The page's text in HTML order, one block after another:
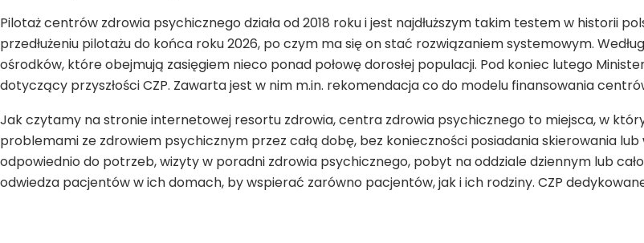
Pilotaż centrów zdrowia psychicznego działa od 2018 roku i jest najdłuższym takim testem w historii
przedłużeniu pilotażu do końca roku 2026, po czym ma się on stać rozwiązaniem systemowym.
ośrodków, które obejmują zasięgiem nieco ponad połowę dorosłej populacji. Pod koniec lutego
dotyczący przyszłości CZP. Zawarta jest w nim m.in. rekomendacja co do modelu finansowania
Jak czytamy na stronie internetowej resortu zdrowia, centra zdrowia psychicznego to miejsca, w
problemami ze zdrowiem psychicznym przez całą dobę, bez konieczności posiadania skierowania
odpowiednio do potrzeb, wizyty w poradni zdrowia psychicznego, pobyt na oddziale dziennym lub
odwiedza pacjentów w ich domach, by wspierać zarówno pacjentów, jak i ich rodziny. CZP